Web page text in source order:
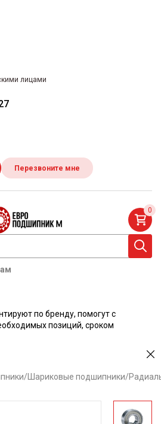
лицами
Перезвоните мне
0
по бренду, помогут с
позиций, сроком
/ Шариковые подшипники/